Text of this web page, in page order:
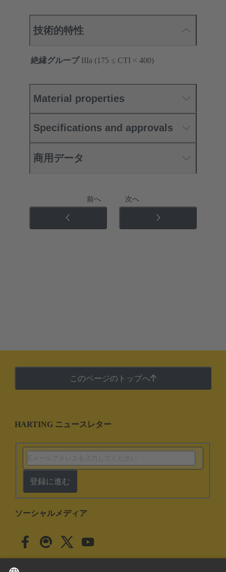
技術的特性
絶縁グループ IIIa (175 ≤ CTI < 400)
Material properties
Specifications and approvals
商用データ
前へ 次へ
このページのトップへ
HARTING ニュースレター
登録に進む
ソーシャルメディア